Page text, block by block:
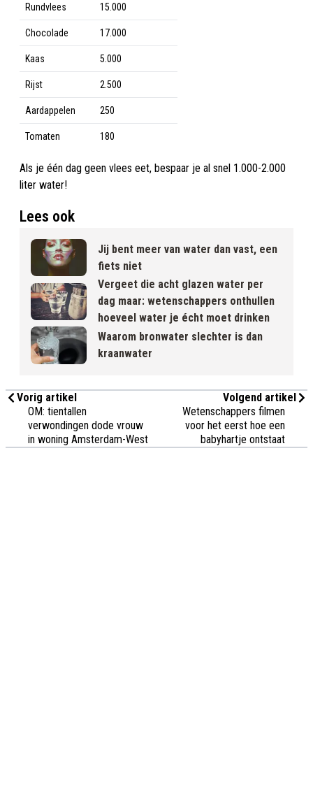
Rundvlees 15.000
Chocolade 17.000
Kaas 5.000
Rijst 2.500
Aardappelen 250
Tomaten 180
Als je één dag geen vlees eet, bespaar je al snel 1.000-2.000
liter water!
Lees ook
Jij bent meer van water dan vast, een
fiets niet
Vergeet die acht glazen water per
dag maar: wetenschappers onthullen
hoeveel water je écht moet drinken
Waarom bronwater slechter is dan
kraanwater
Vorig artikel
OM: tientallen
verwondingen dode vrouw
in woning Amsterdam-West
Volgend artikel
Wetenschappers filmen
voor het eerst hoe een
babyhartje ontstaat